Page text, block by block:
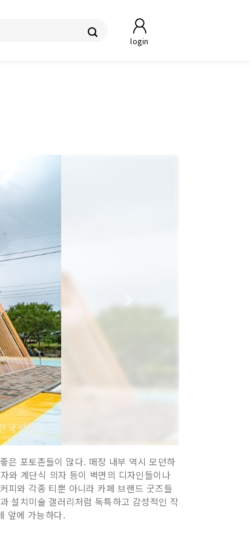
login
은 포토존들이 많다. 매장 내부 역시 모던하
와 계단식 의자 등이 벽면의 디자인들이나
피와 각종 티뿐 아니라 카페 브랜드 굿즈들
설치미술 갤러리처럼 독특하고 감성적인 작
앞에 가능하다.